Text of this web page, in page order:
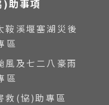
助事項
鞍溪堰塞湖災後
區
風及七二八豪雨
區
救(協)助專區